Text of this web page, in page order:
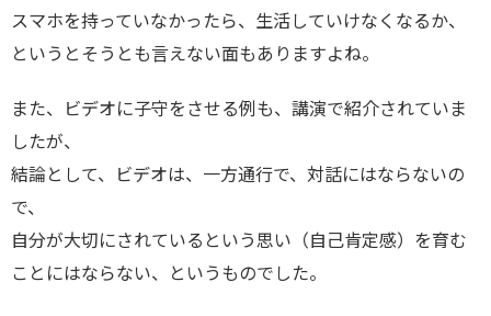
スマホを持っていなかったら、生活していけなくなるか、
というとそうとも言えない面もありますよね。
また、ビデオに子守をさせる例も、講演で紹介されていま
したが、
結論として、ビデオは、一方通行で、対話にはならないの
で、
自分が大切にされているという思い（自己肯定感）を育む
ことにはならない、というものでした。